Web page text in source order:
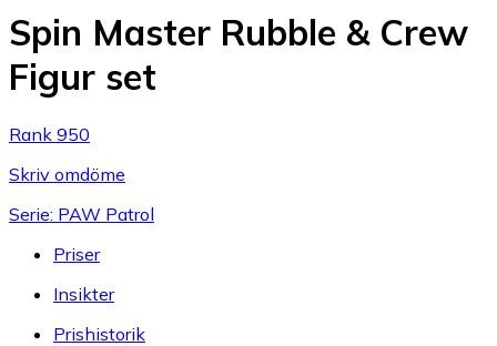
Spin Master Rubble & Crew
Figur set
Rank 950
Skriv omdöme
Serie: PAW Patrol
Priser
Insikter
Prishistorik